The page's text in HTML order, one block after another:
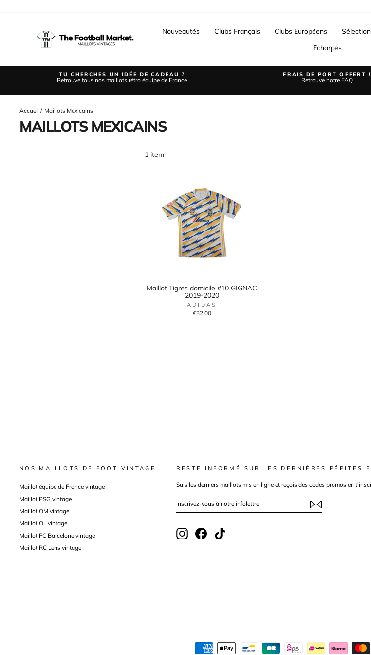
Nouveautés Clubs Français Clubs Européens
Echarpes
Diaporama
Pause
TU CHERCHES UN IDÉE DE CADEAU ?
Retrouve tous nos maillots rétro équipe de France
FRAIS DE PORT OFFERT !
Retrouve notre FAQ
Accueil / Maillots Mexicains
MAILLOTS MEXICAINS
1 item
Maillot Tigres domicile #10 GIGNAC
2019-2020
ADIDAS
€32,00
NOS MAILLOTS DE FOOT VINTAGE
Maillot équipe de France vintage
Maillot PSG vintage
Maillot OM vintage
Maillot OL vintage
Maillot FC Barcelone vintage
Maillot RC Lens vintage
RESTE INFORMÉ SUR LES DERNIÈRES PÉPITES
Suis les derniers maillots mis en ligne et reçois des codes promos en
VOUS
NOTRE
InstagramFacebook